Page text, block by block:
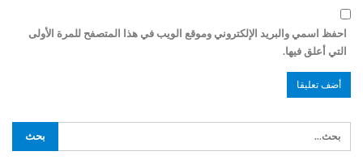
احفظ اسمي والبريد الإلكتروني وموقع الويب في هذا المتصفح للمرة الأولى
التي أعلق فيها.